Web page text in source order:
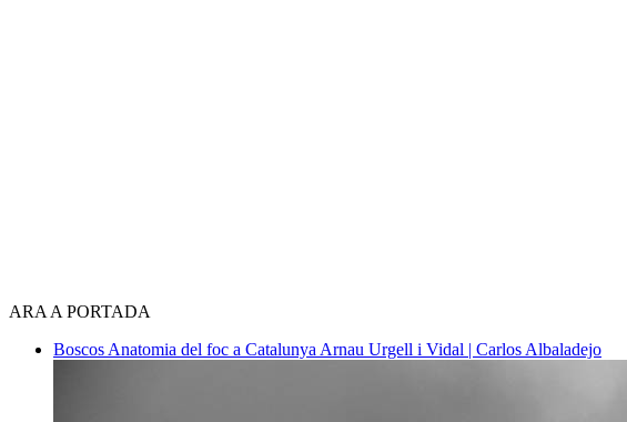
ARA A PORTADA
Boscos Anatomia del foc a Catalunya Arnau Urgell i Vidal | Carlos Albaladejo